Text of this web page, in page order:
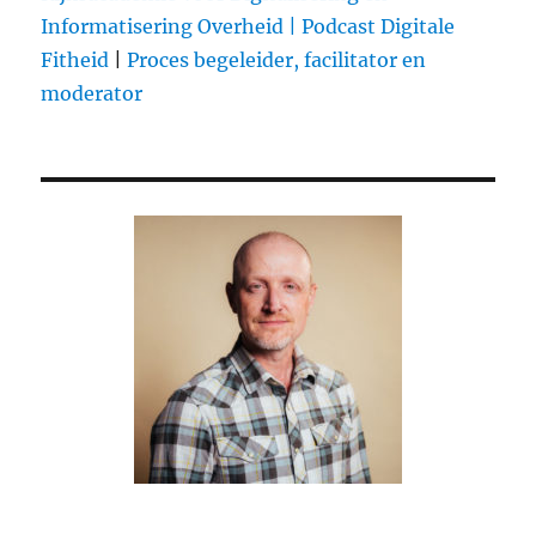
wel
goed
Informatisering Overheid |
Podcast Digitale
Fitheid |Proces begeleider, facilitator en
moderator